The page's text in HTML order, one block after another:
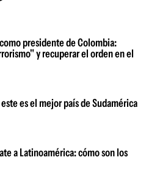
presidente de Colombia:
y recuperar el orden en el
es el mejor país de Sudamérica
a Latinoamérica: cómo son los